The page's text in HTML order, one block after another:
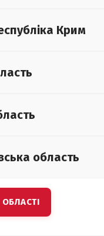
Крим
область